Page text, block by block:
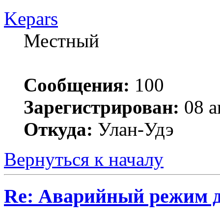
Kepars
Местный
Сообщения: 100
Зарегистрирован: 08
Откуда: Улан-Удэ
Вернуться к началу
Re: Аварийный режим